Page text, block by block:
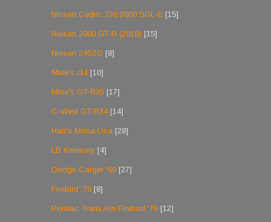
Nissan Cedric 330 2000 SGL-E [15]
Nissan 2000 GT-R (2019) [15]
Nissan 240ZG [8]
Mine's r34 [10]
Mine's GT-R35 [17]
C-West GT-R34 [14]
Han's Mona Lisa [28]
LB Kenmary [4]
Dodge Carger '69 [27]
Firebird '79 [8]
Pontiac Trans Am Firebird '70 [12]